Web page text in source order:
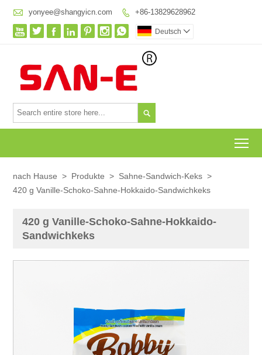
 yonyee@shangyicn.com  +86-13829628962
       Deutsch 

nach Hause > Produkte > Sahne-Sandwich-Keks >
420 g Vanille-Schoko-Sahne-Hokkaido-Sandwichkeks
420 g Vanille-Schoko-Sahne-Hokkaido-
Sandwichkeks